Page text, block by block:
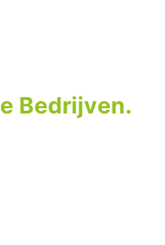
Bedrijven.